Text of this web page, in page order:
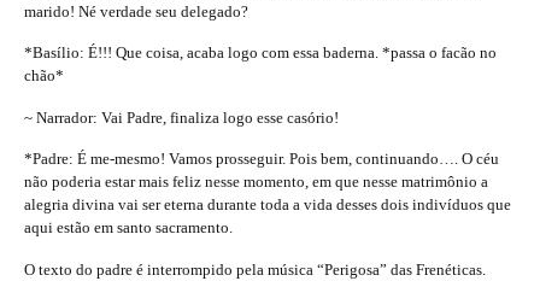
marido! Né verdade seu delegado?
*Basílio: É!!! Que coisa, acaba logo com essa baderna. *passa o facão no
chão*
~ Narrador: Vai Padre, finaliza logo esse casório!
*Padre: É me-mesmo! Vamos prosseguir. Pois bem, continuando…. O céu
não poderia estar mais feliz nesse momento, em que nesse matrimônio a
alegria divina vai ser eterna durante toda a vida desses dois indivíduos que
aqui estão em santo sacramento.
O texto do padre é interrompido pela música “Perigosa” das Frenéticas.